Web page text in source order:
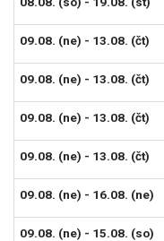
09.08. (ne) - 13.08. (čt)
09.08. (ne) - 13.08. (čt)
09.08. (ne) - 13.08. (čt)
09.08. (ne) - 13.08. (čt)
09.08. (ne) - 16.08. (ne)
09.08. (ne) - 15.08. (so)